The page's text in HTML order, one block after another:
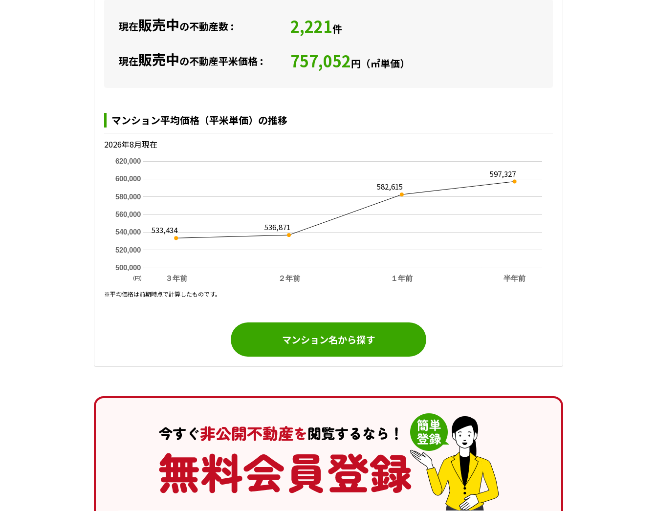
現在販売中の不動産数 : 2,221件
現在販売中の不動産平米価格 : 757,052円（㎡単価）
マンション平均価格（平米単価）の推移
2026年8月現在
３年前 ２年前 １年前 半年前
500,000
520,000
540,000
560,000
580,000
600,000
620,000
533,434 536,871
582,615
597,327
(円)
※平均価格は前期時点で計算したものです。
マンション名から探す